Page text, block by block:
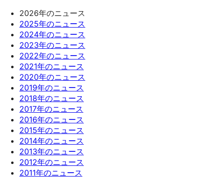
2026年のニュース
2025年のニュース
2024年のニュース
2023年のニュース
2022年のニュース
2021年のニュース
2020年のニュース
2019年のニュース
2018年のニュース
2017年のニュース
2016年のニュース
2015年のニュース
2014年のニュース
2013年のニュース
2012年のニュース
2011年のニュース